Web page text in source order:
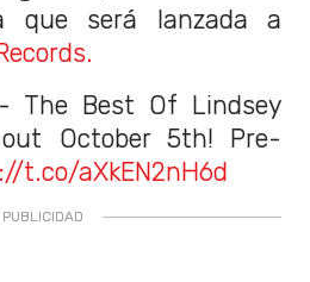
que será lanzada a
The Best Of Lindsey
October 5th! Pre-
t.co/aXkEN2nH6d